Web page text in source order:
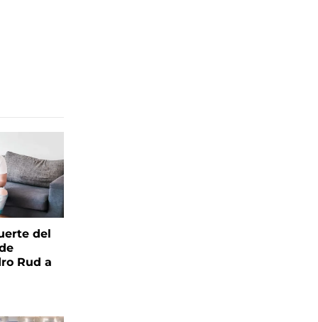
del
Rud a